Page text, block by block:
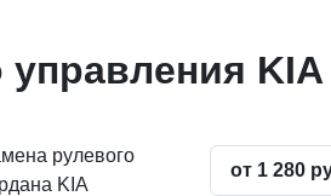
KIA
рулевого
KIA
от 1 280